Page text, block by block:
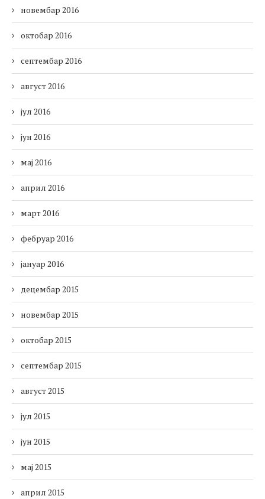
новембар 2016
октобар 2016
септембар 2016
август 2016
јул 2016
јун 2016
мај 2016
април 2016
март 2016
фебруар 2016
јануар 2016
децембар 2015
новембар 2015
октобар 2015
септембар 2015
август 2015
јул 2015
јун 2015
мај 2015
април 2015